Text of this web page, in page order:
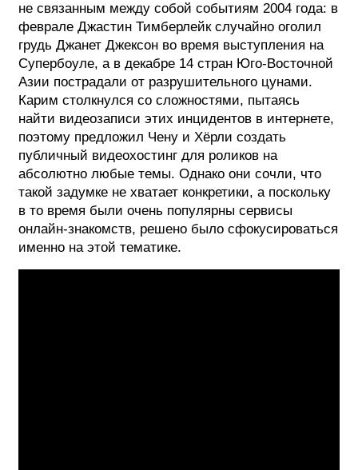
не связанным между собой событиям 2004 года: в
феврале Джастин Тимберлейк случайно оголил
грудь Джанет Джексон во время выступления на
Супербоуле, а в декабре 14 стран Юго-Восточной
Азии пострадали от разрушительного цунами.
Карим столкнулся со сложностями, пытаясь
найти видеозаписи этих инцидентов в интернете,
поэтому предложил Чену и Хёрли создать
публичный видеохостинг для роликов на
абсолютно любые темы. Однако они сочли, что
такой задумке не хватает конкретики, а поскольку
в то время были очень популярны сервисы
онлайн-знакомств, решено было сфокусироваться
именно на этой тематике.